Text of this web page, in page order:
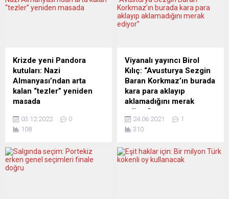
kutlandı. Stavros Niarhos
Müdür Yardımcısı Ahmet
Olmuştur, THY Güney
Avrupa Satış Müdürü Ömer
Faruk Sönmez, THY Avrupa
Satış Başkanı Harun...
yazılı açıklamaya göre, bir
AB üyesi ülke bir çocuğu
hemcins ebeveynleri
koruma altına almak için
artık söz konusu aile birliği
AB...
Krizde yeni Pandora
kutuları: Nazi
Almanyası’ndan arta
kalan “tezler” yeniden
masada
yönlendirdiği Batı
dünyasında Rusya ile ilgili
belirginleşiyor. Bu
gelişmelerin, “Batı blokunda”
03.12.2022
0
108
Viyanalı yayıncı Birol
Kılıç: “Avusturya Sezgin
Baran Korkmaz’ın burada
kara para aklayıp
aklamadığını merak
ediyor”
Sezgin Baran Korkmaz’ın
iadesinin “ABD’ye mi
tartışıladursun Yeni Vatan
gazetesinin yayıncısı Birol
24.06.2021
1
310